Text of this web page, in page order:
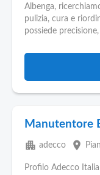
Albenga,
pulizia, cura e
possiede
Manutentore
apartment adecco place
Profilo Adecco